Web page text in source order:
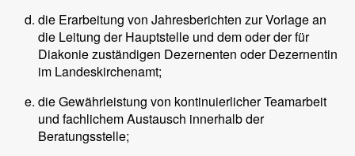
die Erarbeitung von Jahresberichten zur Vorlage an
die Leitung der Hauptstelle und dem oder der für
Diakonie zuständigen Dezernenten oder Dezernentin
im Landeskirchenamt;
die Gewährleistung von kontinuierlicher Teamarbeit
und fachlichem Austausch innerhalb der
Beratungsstelle;